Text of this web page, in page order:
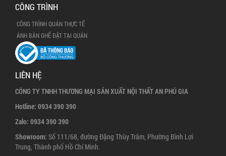
CÔNG TRÌNH
CÔNG TRÌNH QUÁN THỰC TẾ
ẢNH BÀN GHẾ ĐẶT TẠI QUÁN
LIÊN HỆ
CÔNG TY TNHH THƯƠNG MẠI SẢN XUẤT NỘI THẤT AN PHÚ GIA
Hotline: 0934 390 390
Zalo: 0934 390 390
Showroom: Số 111/68, đường Đặng Thùy Trâm, Phường Bình Lợi
Trung, Thành phố Hồ Chí Minh.